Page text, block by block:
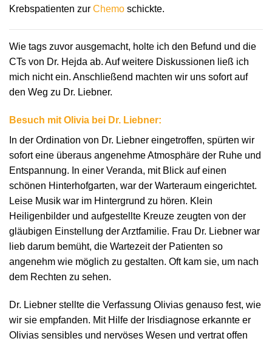
Krebspatienten zur Chemo schickte.
Wie tags zuvor ausgemacht, holte ich den Befund und die
CTs von Dr. Hejda ab. Auf weitere Diskussionen ließ ich
mich nicht ein. Anschließend machten wir uns sofort auf
den Weg zu Dr. Liebner.
Besuch mit Olivia bei Dr. Liebner:
In der Ordination von Dr. Liebner eingetroffen, spürten wir
sofort eine überaus angenehme Atmosphäre der Ruhe und
Entspannung. In einer Veranda, mit Blick auf einen
schönen Hinterhofgarten, war der Warteraum eingerichtet.
Leise Musik war im Hintergrund zu hören. Klein
Heiligenbilder und aufgestellte Kreuze zeugten von der
gläubigen Einstellung der Arztfamilie. Frau Dr. Liebner war
lieb darum bemüht, die Wartezeit der Patienten so
angenehm wie möglich zu gestalten. Oft kam sie, um nach
dem Rechten zu sehen.
Dr. Liebner stellte die Verfassung Olivias genauso fest, wie
wir sie empfanden. Mit Hilfe der Irisdiagnose erkannte er
Olivias sensibles und nervöses Wesen und vertrat offen